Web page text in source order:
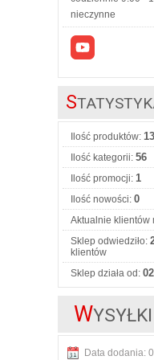
nieczynne
S
Ilość produktów:
Ilość kategorii: 56
Ilość promocji: 1
Ilość nowości: 0
Aktualnie klientów
Sklep odwiedziło:
klientów
Sklep działa od:
W
Data dodania: